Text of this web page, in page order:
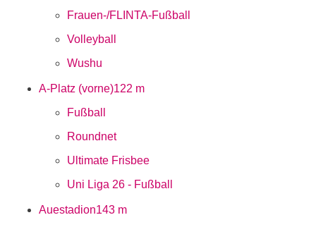
Frauen-/FLINTA-Fußball
Volleyball
Wushu
A-Platz (vorne)122 m
Fußball
Roundnet
Ultimate Frisbee
Uni Liga 26 - Fußball
Auestadion143 m